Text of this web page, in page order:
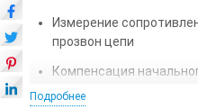
Измерение
прозвон цепи
Компенсация
Автоудержание
Подробнее